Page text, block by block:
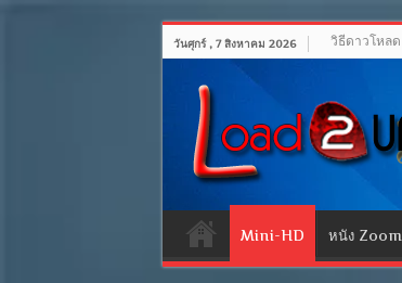
วันศุกร์ , 7 สิงหาคม 2026 วิธีดาวโหลด
Mini-HD หนัง Zoom